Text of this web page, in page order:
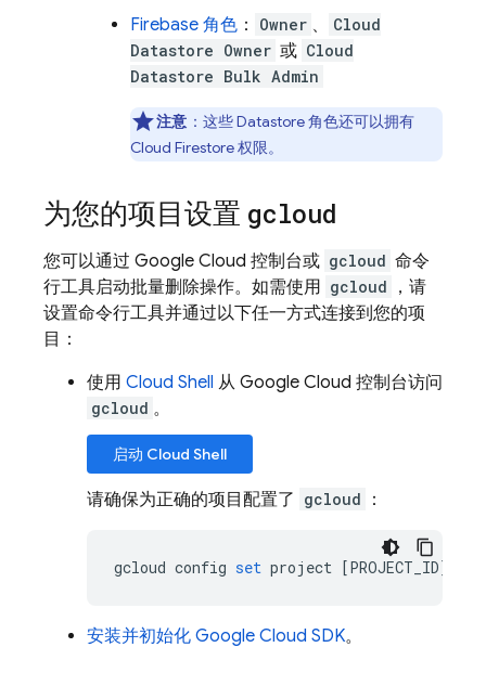
Firebase 角色 ： Owner 、
Cloud
Datastore Owner 或 Cloud
Datastore Bulk Admin
注意 ：这些Datastore角色还可以拥有
Cloud Firestore权限。
为您的项目设置 gcloud
您可以通过 Google Cloud 控制台或 gcloud 命令
行工具启动批量删除操作。如需使用 gcloud
，请
设置命令行工具并通过以下任一方式连接到您的项
目：
使用 Cloud Shell 从 Google Cloud 控制台访问
gcloud 。
启动 Cloud Shell
请确保为正确的项目配置了 gcloud ：
gcloud config set project [PROJECT_ID]
安装并初始化 Google Cloud SDK。